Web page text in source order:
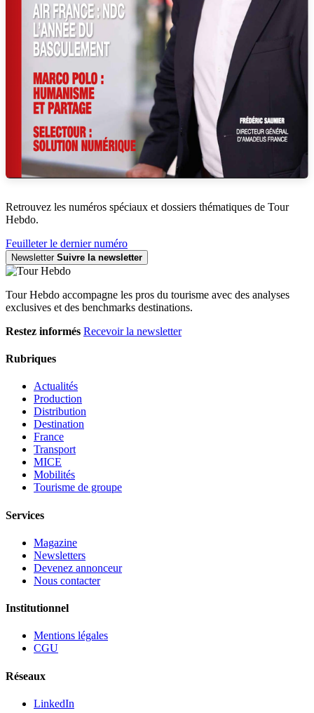
Retrouvez les numéros spéciaux et dossiers thématiques de Tour
Hebdo.
Feuilleter le dernier numéro
Newsletter Suivre la newsletter
Tour Hebdo accompagne les pros du tourisme avec des analyses
exclusives et des benchmarks destinations.
Restez informés Recevoir la newsletter
Rubriques
Actualités
Production
Distribution
Destination
France
Transport
MICE
Mobilités
Tourisme de groupe
Services
Magazine
Newsletters
Devenez annonceur
Nous contacter
Institutionnel
Mentions légales
CGU
Réseaux
LinkedIn